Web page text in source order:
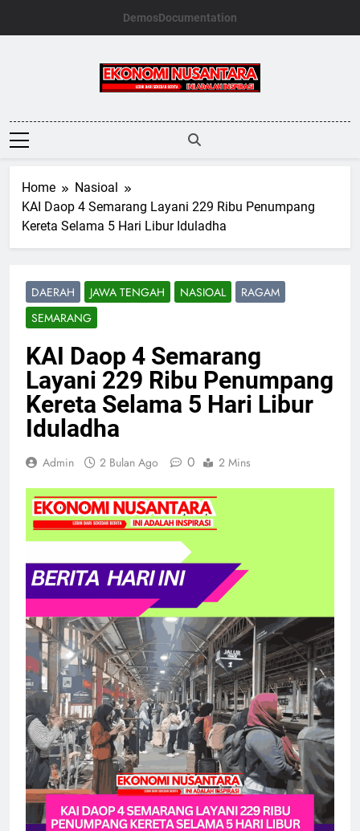
DemosDocumentation
Ekonomi
Nusantara
Home
Nasioal
KAI Daop 4 Semarang Layani 229 Ribu Penumpang
Kereta Selama 5 Hari Libur Iduladha
DAERAH JAWA TENGAH NASIOAL
RAGAM
SEMARANG
KAI Daop 4 Semarang
Layani 229 Ribu Penumpang
Kereta Selama 5 Hari Libur
Iduladha
Admin 2 Bulan Ago 0 2 Mins